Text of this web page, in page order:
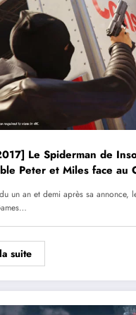
Le Spiderman de
Peter et Miles face au
un an et demi après sa annonce,
suite